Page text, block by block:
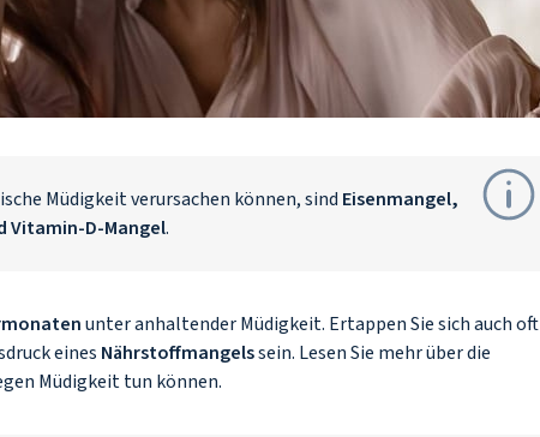
Müdigkeit verursachen können, sind Eisenmangel,
Vitamin-D-Mangel.
unter anhaltender Müdigkeit. Ertappen Sie sich auch oft
eines Nährstoffmangelssein. Lesen Sie mehr über die
Müdigkeit tun können.